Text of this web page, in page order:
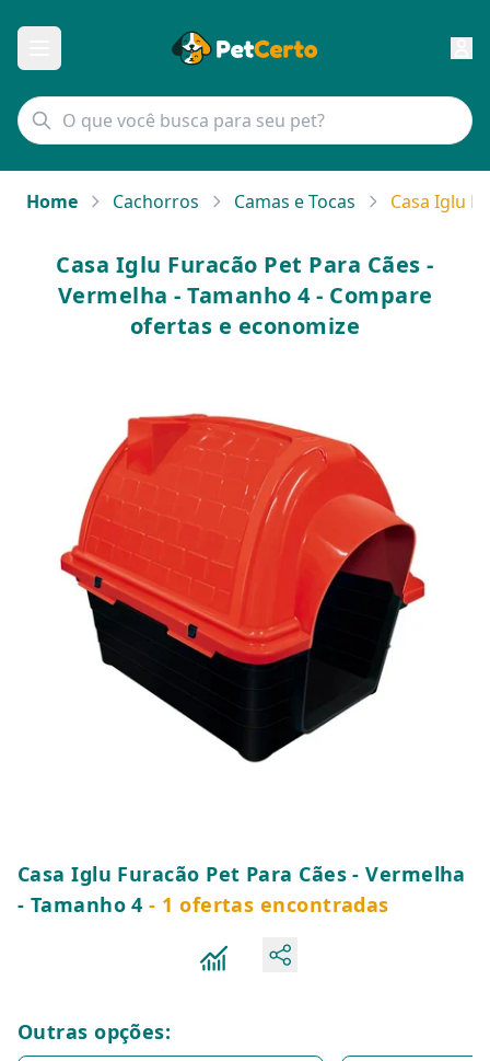
Home Cachorros Camas e Tocas Casa Iglu
Casa Iglu Furacão Pet Para Cães -
Vermelha - Tamanho 4 - Compare
ofertas e economize
Casa Iglu Furacão Pet Para Cães - Vermelha
- Tamanho 4 - 1 ofertas encontradas
Outras opções: